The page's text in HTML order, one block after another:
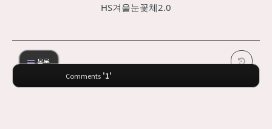
HS겨울눈꽃체2.0
목록
Comments '1'